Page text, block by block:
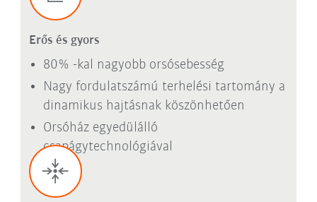
Erős és gyors
80% -kal nagyobb orsósebesség
Nagy fordulatszámú terhelési tartomány a
dinamikus hajtásnak köszönhetően
Orsóház egyedülálló
csapágytechnológiával